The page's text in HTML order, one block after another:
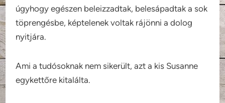
úgyhogy egészen beleizzadtak, belesápadtak a sok
töprengésbe, képtelenek voltak rájönni a dolog
nyitjára.
Ami a tudósoknak nem sikerült, azt a kis Susanne
egykettőre kitalálta.